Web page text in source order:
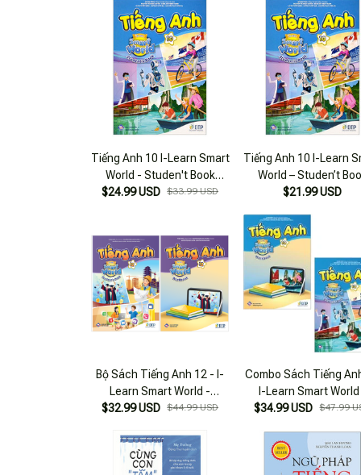
Tiếng Anh 10 I-Learn Smart
World - Studen't Book
(Sách Bài Học)
$24.99 USD $33.99 USD
Tiếng Anh 10 I-Learn
World – Studen’t
(Sách Bài Học)
$21.99 USD
Bộ Sách Tiếng Anh 12 - I-
Learn Smart World -
Student's Book + Workbook
$32.99 USD $44.99 USD
Combo Sách Tiếng
I-Learn Smart
Student's Book +
$34.99 USD $47.99